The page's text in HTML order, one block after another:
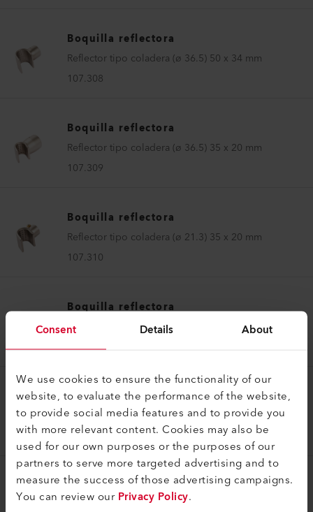
Consent Details About
We use cookies to ensure the functionality of our
website, to evaluate the performance of the website,
to provide social media features and to provide you
with more relevant content. Cookies may also be
used for our own purposes or the purposes of our
partners to serve more targeted advertising and to
measure the success of those advertising campaigns.
You can review ourPrivacy Policy.
Boquilla reflectora
Reflector tipo coladera (ø 36.5) 50 x 34 mm
107.308
Boquilla reflectora
Reflector tipo coladera (ø 36.5) 35 x 20 mm
107.309
Boquilla reflectora
Reflector tipo coladera (ø 21.3) 35 x 20 mm
107.310
Boquilla reflectora
Reflector tipo coladera (ø 8.0) 13 x 10 mm
107.324
Boquilla reflectora
Reflector tipo coladera (ø 31.5) 50 x 34 mm
106.161